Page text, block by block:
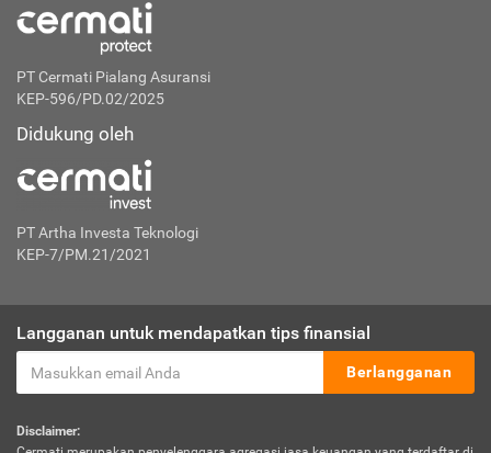
PT Cermati Pialang Asuransi
KEP-596/PD.02/2025
Didukung oleh
PT Artha Investa Teknologi
KEP-7/PM.21/2021
Langganan untuk mendapatkan tips finansial
Berlangganan
Disclaimer: